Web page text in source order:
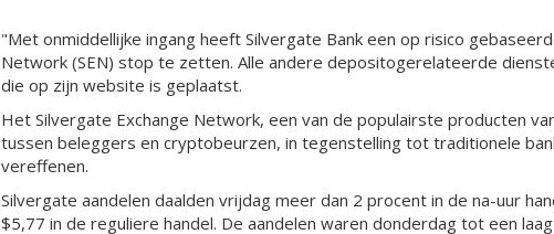
"Met onmiddellijke ingang heeft Silvergate Bank een op risico
Network (SEN) stop te zetten. Alle andere depositogerelateerde
die op zijn website is geplaatst.
Het Silvergate Exchange Network, een van de populairste producten
tussen beleggers en cryptobeurzen, in tegenstelling tot traditionele
vereffenen.
Silvergate aandelen daalden vrijdag meer dan 2 procent in de na-uur
$5,77 in de reguliere handel. De aandelen waren donderdag tot een